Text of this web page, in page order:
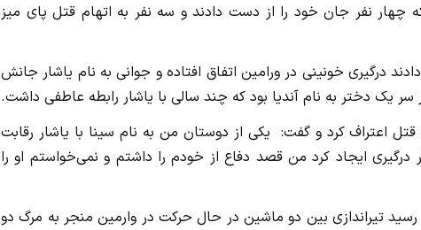
نفر جان خود را از دست دادند و سه نفر به اتهام قتل پای میز
به پلیس ورامین خبر دادند درگیری خونینی در ورامین اتفاق افتاده و جوانی به نام یاشار جانش
یک دختر به نام آندیا بود که چند سالی با یاشار رابطه عاطفی داشت.
اعتراف کرد و گفت: یکی از دوستان من به نام سینا با یاشار رقابت
ایجاد کرد من قصد دفاع از خودم را داشتم و نمی‌خواستم او را
تیراندازی بین دو ماشین در حال حرکت در وارمین منجر به مرگ دو